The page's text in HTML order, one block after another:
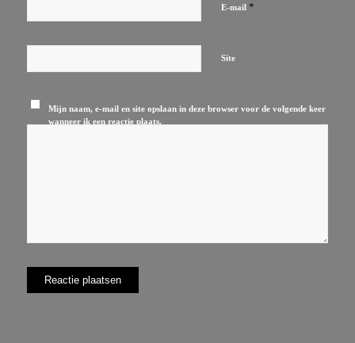
E-mail *
Site
Mijn naam, e-mail en site opslaan in deze browser voor de volgende keer
wanneer ik een reactie plaats.